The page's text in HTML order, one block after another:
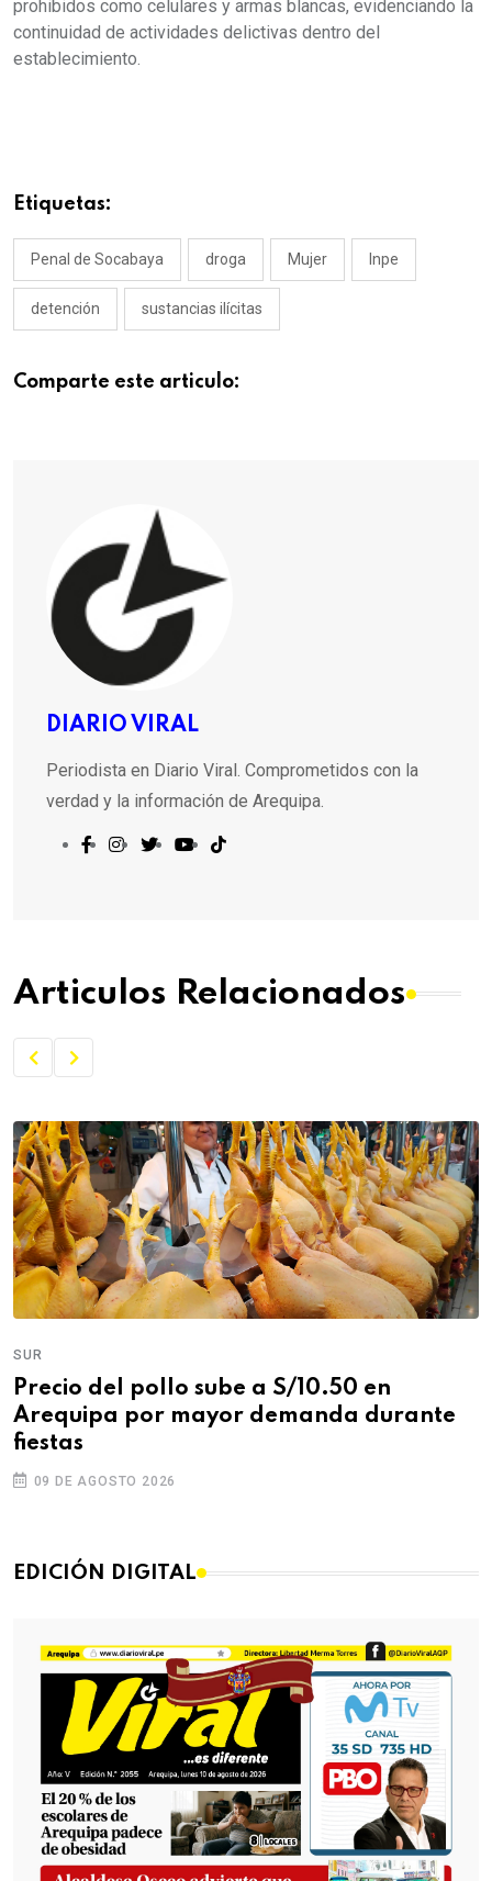
prohibidos como celulares y armas blancas, evidenciando la
continuidad de actividades delictivas dentro del
establecimiento.
Etiquetas:
Penal de Socabaya droga Mujer Inpe
detención sustancias ilícitas
Comparte este articulo:
DIARIO VIRAL
Periodista en Diario Viral. Comprometidos con la
verdad y la información de Arequipa.
Articulos Relacionados
SUR
Precio del pollo sube a S/10.50 en
Arequipa por mayor demanda durante
fiestas
09 DE AGOSTO 2026
EDICIÓN DIGITAL